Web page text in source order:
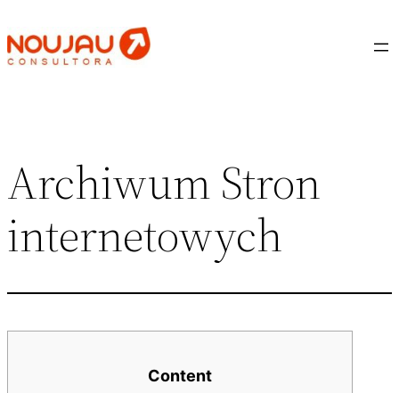
al
contenido
Archiwum Stron
internetowych
Content